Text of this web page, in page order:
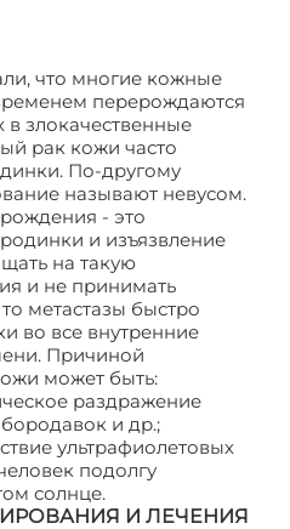
что многие кожные
перерождаются
в злокачественные
рак кожи часто
По-другому
называют невусом.
- это
и изъязвление
на такую
и не принимать
метастазы быстро
во все внутренние
Причиной
может быть:
раздражение
и др.;
ультрафиолетовых
подолгу
солнце.
И ЛЕЧЕНИЯ